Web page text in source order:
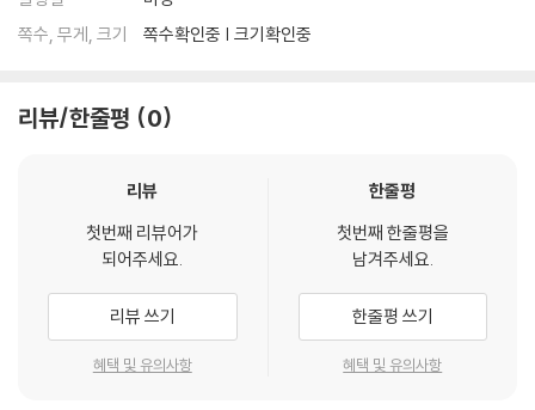
쪽수, 무게, 크기
쪽수확인중 | 크기확인중
리뷰/한줄평 0
리뷰
첫번째 리뷰어가
되어주세요.
리뷰 쓰기
혜택 및 유의사항
한줄평
첫번째 한줄평을
남겨주세요.
한줄평 쓰기
혜택 및 유의사항